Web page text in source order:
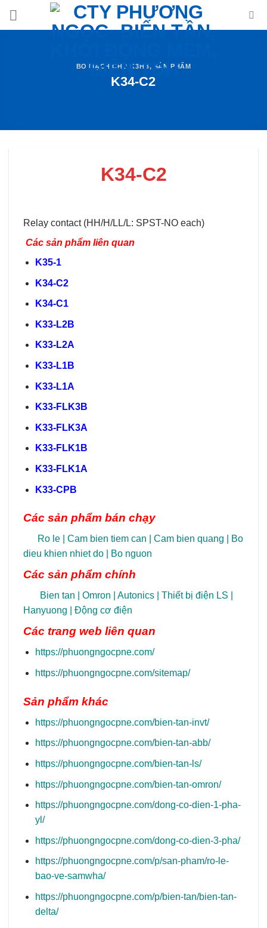
BO MẠCH CHO K3HB, SẢN PHẨM
K34-C2
K34-C2
Relay contact (HH/H/LL/L: SPST-NO each)
Các sản phẩm liên quan
K35-1
K34-C2
K34-C1
K33-L2B
K33-L2A
K33-L1B
K33-L1A
K33-FLK3B
K33-FLK3A
K33-FLK1B
K33-FLK1A
K33-CPB
Các sản phẩm bán chạy
Ro le Cam bien tiem can Cam bien quang
Bo
dieu khien nhiet do
Bo nguon
Các sản phẩm chính
Bien tan Omron Autonics Thiết bị điện LS
Hanyuong
Động cơ điện
Các trang web liên quan
https://phuongngocpne.com/
https://phuongngocpne.com/sitemap/
Sản phẩm khác
https://phuongngocpne.com/bien-tan-invt/
https://phuongngocpne.com/bien-tan-abb/
https://phuongngocpne.com/bien-tan-ls/
https://phuongngocpne.com/bien-tan-omron/
https://phuongngocpne.com/dong-co-dien-1-pha-
yl/
https://phuongngocpne.com/dong-co-dien-3-pha/
https://phuongngocpne.com/p/san-pham/ro-le-
bao-ve-samwha/
https://phuongngocpne.com/p/bien-tan/bien-tan-
delta/